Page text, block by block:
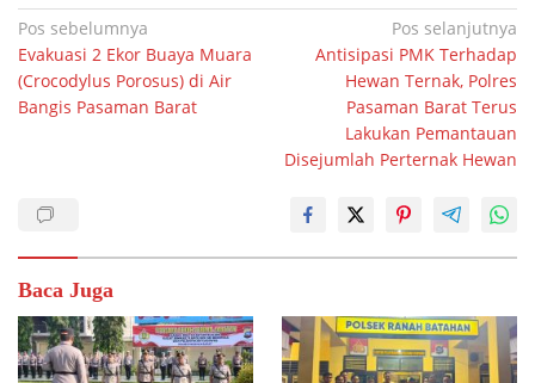
Navigasi
pos
Pos sebelumnya
Evakuasi 2 Ekor Buaya Muara
(Crocodylus Porosus) di Air
Bangis Pasaman Barat
Pos selanjutnya
Antisipasi PMK Terhadap
Hewan Ternak, Polres
Pasaman Barat Terus
Lakukan Pemantauan
Disejumlah Perternak Hewan
Baca Juga